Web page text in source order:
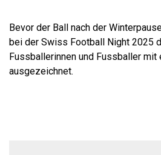
Bevor der Ball nach der
bei der Swiss Football Night 2025
Fussballerinnen und Fussballer mit
ausgezeichnet.